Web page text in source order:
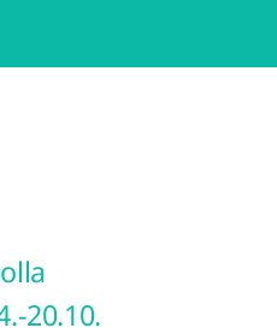
TAJU ry
20.10.